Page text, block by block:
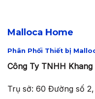
Malloca Home
Phân Phối Thiết bị
Công Ty TNHH
Trụ sở: 60 Đường số